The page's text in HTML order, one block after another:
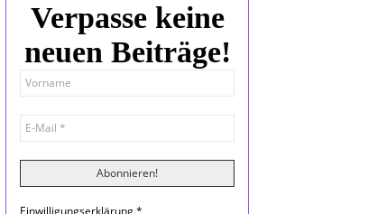
Verpasse keine
neuen Beiträge!
Einwilligungserklärung*